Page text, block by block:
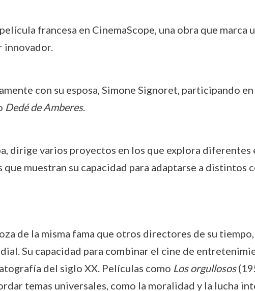
francesa en CinemaScope, una obra que
con su esposa, Simone Signoret, participando
Dedé de Amberes.
dirige varios proyectos en los que explora diferentes
muestran su capacidad para adaptarse a distintos
de la misma fama que otros directores de su
Su capacidad para combinar el cine de
del siglo XX. Películas como Los orgullosos
temas universales, como la moralidad y la lucha